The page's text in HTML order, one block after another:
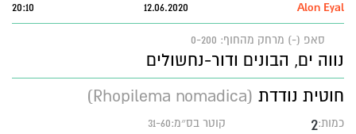
Alon Eyal
12.06.2020
20:10
סאפ (-) מרחק מהחוף: 0-200
נווה ים, הבונים ודור-נחשולים
חוטית נודדת (Rhopilema nomadica)
כמות:2 קוטר בס״מ:31-60